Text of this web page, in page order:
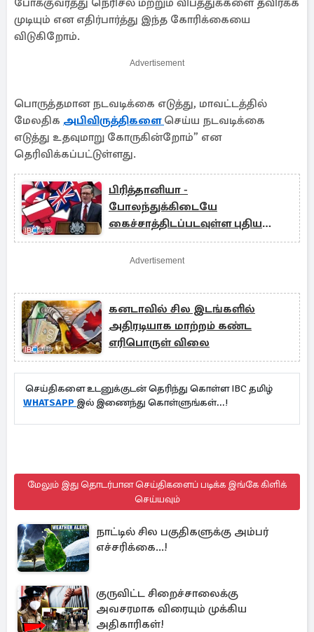
போக்குவரத்து நெரிசல் மற்றும் விபத்துக்களை தவிர்க்க
முடியும் என எதிர்பார்த்து இந்த கோரிக்கையை
விடுகிறோம்.
Advertisement
பொருத்தமான நடவடிக்கை எடுத்து, மாவட்டத்தில்
மேலதிக அபிவிருத்திகளை செய்ய நடவடிக்கை
எடுத்து உதவுமாறு கோருகின்றோம்” என
தெரிவிக்கப்பட்டுள்ளது.
பிரித்தானியா -
போலந்துக்கிடையே
கைச்சாத்திடப்படவுள்ள புதிய
ஒப்பந்தம்
Advertisement
கனடாவில் சில இடங்களில்
அதிரடியாக மாற்றம் கண்ட
எரிபொருள் விலை
செய்திகளை உடனுக்குடன் தெரிந்து கொள்ள IBC தமிழ்
WHATSAPP இல் இணைந்து கொள்ளுங்கள்...!
மேலும் இது தொடர்பான செய்திகளைப் படிக்க இங்கே கிளிக்
செய்யவும்
நாட்டில் சில பகுதிகளுக்கு அம்பர்
எச்சரிக்கை...!
குருவிட்ட சிறைச்சாலைக்கு
அவசரமாக விரையும் முக்கிய
அதிகாரிகள்!